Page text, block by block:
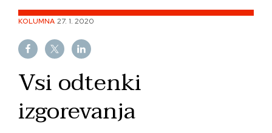
content
KOLUMNA 27. 1. 2020
Vsi odtenki
izgorevanja